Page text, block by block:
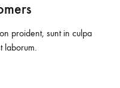
proident, sunt in culpa
laborum.